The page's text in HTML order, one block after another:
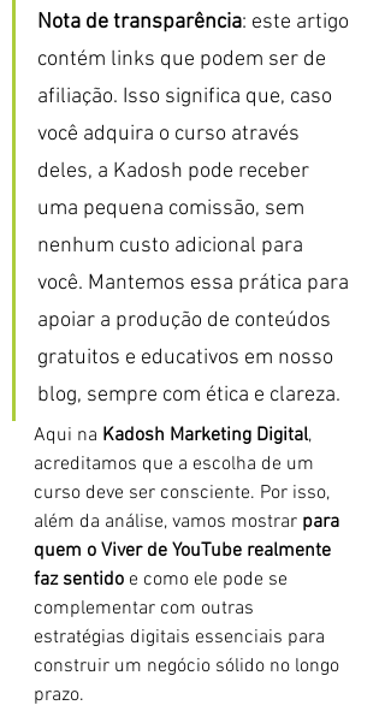
Nota de transparência: este artigo
contém links que podem ser de
afiliação. Isso significa que, caso
você adquira o curso através
deles, a Kadosh pode receber
uma pequena comissão, sem
nenhum custo adicional para
você. Mantemos essa prática para
apoiar a produção de conteúdos
gratuitos e educativos em nosso
blog, sempre com ética e clareza.
Aqui na Kadosh Marketing Digital,
acreditamos que a escolha de um
curso deve ser consciente. Por isso,
além da análise, vamos mostrar para
quem o Viver de YouTube realmente
faz sentido e como ele pode se
complementar com outras
estratégias digitais essenciais para
construir um negócio sólido no longo
prazo.